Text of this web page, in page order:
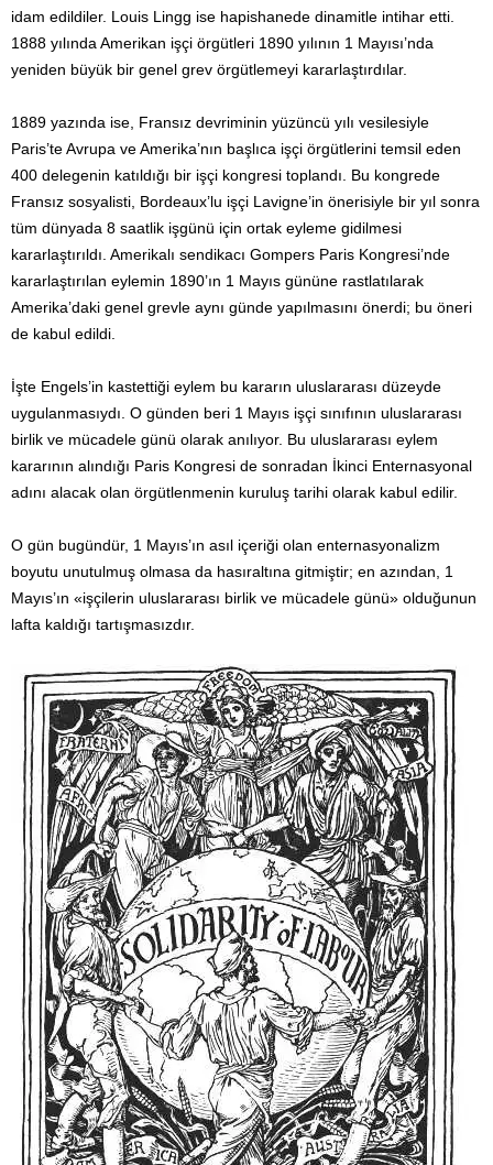
idam edildiler. Louis Lingg ise hapishanede dinamitle intihar etti.
1888 yılında Amerikan işçi örgütleri 1890 yılının 1 Mayısı’nda
yeniden büyük bir genel grev örgütlemeyi kararlaştırdılar.
1889 yazında ise, Fransız devriminin yüzüncü yılı vesilesiyle
Paris’te Avrupa ve Amerika’nın başlıca işçi örgütlerini temsil eden
400 delegenin katıldığı bir işçi kongresi toplandı. Bu kongrede
Fransız sosyalisti, Bordeaux’lu işçi Lavigne’in önerisiyle bir yıl sonra
tüm dünyada 8 saatlik işgünü için ortak eyleme gidilmesi
kararlaştırıldı. Amerikalı sendikacı Gompers Paris Kongresi’nde
kararlaştırılan eylemin 1890’ın 1 Mayıs gününe rastlatılarak
Amerika’daki genel grevle aynı günde yapılmasını önerdi; bu öneri
de kabul edildi.
İşte Engels’in kastettiği eylem bu kararın uluslararası düzeyde
uygulanmasıydı. O günden beri 1 Mayıs işçi sınıfının uluslararası
birlik ve mücadele günü olarak anılıyor. Bu uluslararası eylem
kararının alındığı Paris Kongresi de sonradan İkinci Enternasyonal
adını alacak olan örgütlenmenin kuruluş tarihi olarak kabul edilir.
O gün bugündür, 1 Mayıs’ın asıl içeriği olan enternasyonalizm
boyutu unutulmuş olmasa da hasıraltına gitmiştir; en azından, 1
Mayıs’ın «işçilerin uluslararası birlik ve mücadele günü» olduğunun
lafta kaldığı tartışmasızdır.